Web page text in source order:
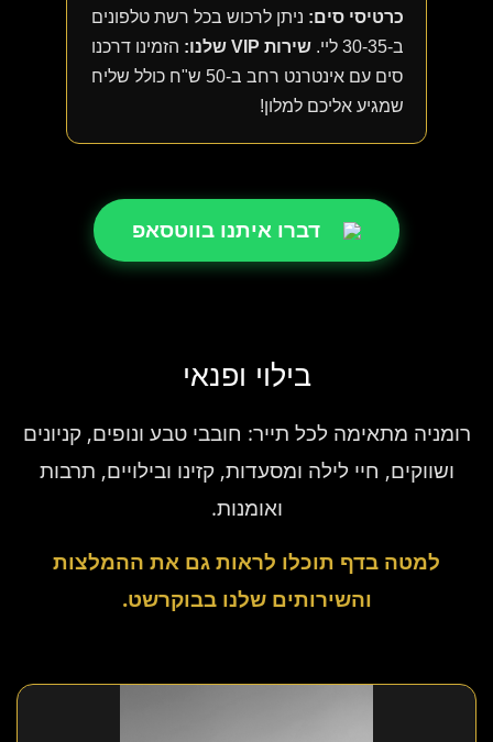
כרטיסי סים: ניתן לרכוש בכל רשת טלפונים
ב-30-35 ליי.
שירות VIP שלנו:
הזמינו דרכנו
סים עם אינטרנט רחב ב-50 ש"ח כולל שליח
שמגיע אליכם למלון!
דברו איתנו בווטסאפ
בילוי ופנאי
רומניה מתאימה לכל תייר: חובבי טבע ונופים, קניונים
ושווקים, חיי לילה ומסעדות, קזינו ובילויים, תרבות
ואומנות.
למטה בדף תוכלו לראות גם את ההמלצות
והשירותים שלנו בבוקרשט.